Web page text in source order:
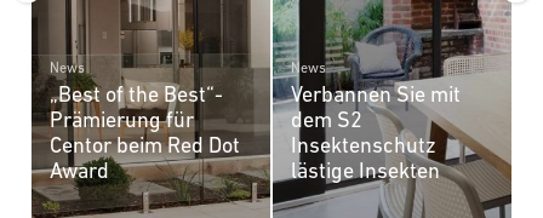
News
„Best of the Best“-
Prämierung für
Centor beim Red Dot
Award
News
Verbannen Sie mit
dem S2
Insektenschutz
lästige Insekten